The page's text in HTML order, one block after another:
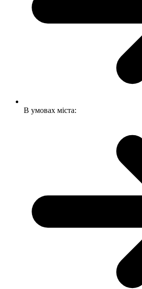
В умовах міста: